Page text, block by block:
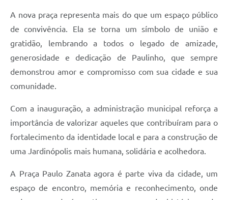
A nova praça representa mais do que um espaço público
de convivência. Ela se torna um símbolo de união e
gratidão, lembrando a todos o legado de amizade,
generosidade e dedicação de Paulinho, que sempre
demonstrou amor e compromisso com sua cidade e sua
comunidade.
Com a inauguração, a administração municipal reforça a
importância de valorizar aqueles que contribuíram para o
fortalecimento da identidade local e para a construção de
uma Jardinópolis mais humana, solidária e acolhedora.
A Praça Paulo Zanata agora é parte viva da cidade, um
espaço de encontro, memória e reconhecimento, onde